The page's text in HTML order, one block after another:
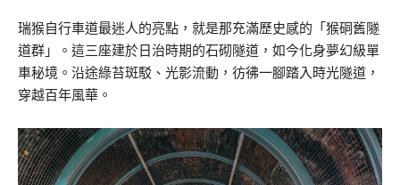
瑞猴自行車道最迷人的亮點，就是那充滿歷史感的「猴硐舊隧
道群」。這三座建於日治時期的石砌隧道，如今化身夢幻級單
車秘境。沿途綠苔斑駁、光影流動，彷彿一腳踏入時光隧道，
穿越百年風華。